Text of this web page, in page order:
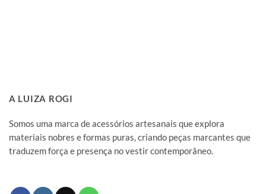
A LUIZA ROGI
Somos uma marca de acessórios artesanais que explora
materiais nobres e formas puras, criando peças marcantes que
traduzem força e presença no vestir contemporâneo.